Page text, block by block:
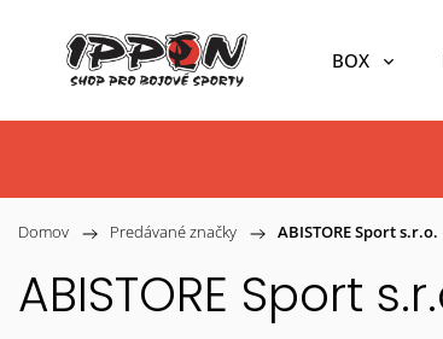
BOX
Domov / Predávané značky / ABISTORE Sport s.r.o.
ABISTORE Sport